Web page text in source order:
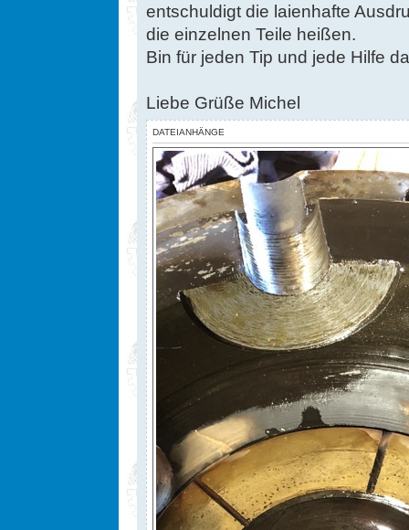
entschuldigt die laienhafte
die einzelnen Teile heißen.
Bin für jeden Tip und jede Hilfe
Liebe Grüße Michel
DATEIANHÄNGE